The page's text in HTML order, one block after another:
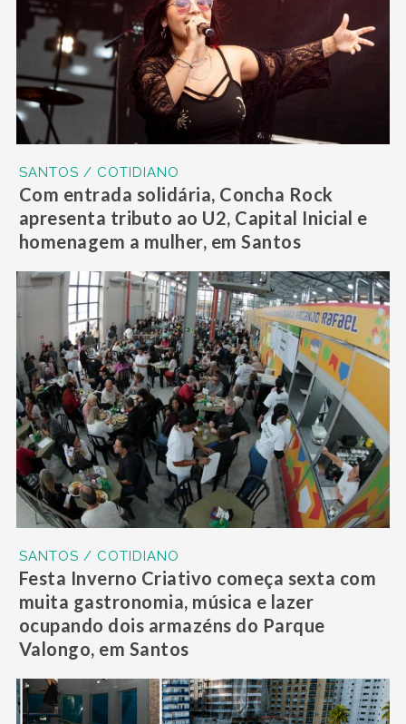
SANTOS / COTIDIANO
Com entrada solidária, Concha Rock
apresenta tributo ao U2, Capital Inicial e
homenagem a mulher, em Santos
SANTOS / COTIDIANO
Festa Inverno Criativo começa sexta com
muita gastronomia, música e lazer
ocupando dois armazéns do Parque
Valongo, em Santos